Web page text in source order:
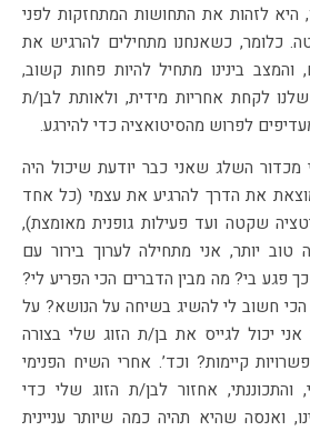
היא לזהות את התחושות המתחזקות לפני
כלומר, כשאנחנו מתחילים להרגיש את
והמצב בינינו מתחיל להיות פחות קשוב,
לקחת אחריות מידית, ולאותת לבן/ת
לפרוש מהסיטואציה כדי להירגע.
השלג שאני כבר יודעת שיכול היה
את הדרך להרגיע את עצמי (כל אחד
שקטה ועד פעילות גופנית מאומצת),
טוב יותר, אני מתחילה לערוך בירור עם
בי? מה מבין הדברים הכי הפריע לי?
חשוב לי להשיג בשיחה על הנושא? על
אני יכול לגייס את בן/ת הזוג שלי בצורה
קיימות? וכד’. אחרי השיח הפנימי
והתכוננתי, אחזור לבן/ת הזוג שלי כדי
ואנסה שהיא תהיה כמה שיותר עניינית